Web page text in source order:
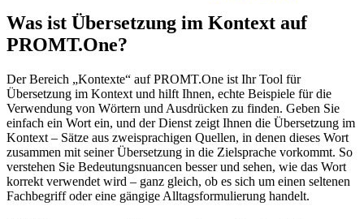
Was ist Übersetzung im Kontext auf
PROMT.One?
Der Bereich „Kontexte“ auf PROMT.One ist Ihr Tool für
Übersetzung im Kontext und hilft Ihnen, echte Beispiele für die
Verwendung von Wörtern und Ausdrücken zu finden. Geben Sie
einfach ein Wort ein, und der Dienst zeigt Ihnen die Übersetzung im
Kontext – Sätze aus zweisprachigen Quellen, in denen dieses Wort
zusammen mit seiner Übersetzung in die Zielsprache vorkommt. So
verstehen Sie Bedeutungsnuancen besser und sehen, wie das Wort
korrekt verwendet wird – ganz gleich, ob es sich um einen seltenen
Fachbegriff oder eine gängige Alltagsformulierung handelt.